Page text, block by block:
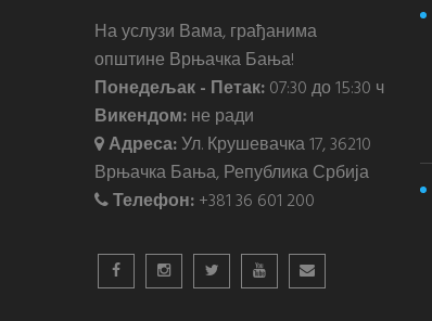
На услузи Вама, грађанима
општине Врњачка Бања!
Понедељак - Петак:07:30 до 15:30 ч
Викендом:не ради
Адреса:Ул. Крушевачка 17, 36210
Врњачка Бања, Република Србија
Телефон:+381 36 601 200